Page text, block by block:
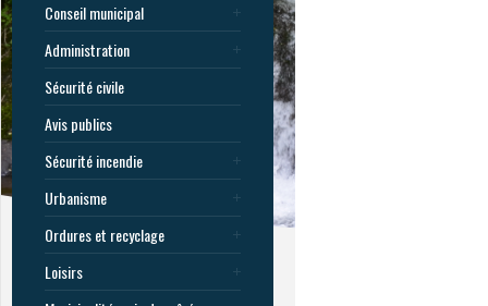
Conseil municipal
Administration
Sécurité civile
Avis publics
Sécurité incendie
Urbanisme
Ordures et recyclage
Loisirs